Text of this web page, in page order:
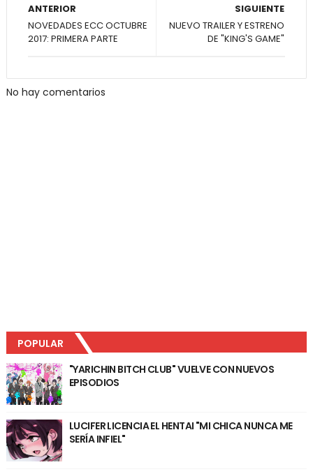
SIGUIENTE
NUEVO TRAILER Y ESTRENO
DE "KING'S GAME"
ANTERIOR
NOVEDADES ECC OCTUBRE
2017: PRIMERA PARTE
No hay comentarios
POPULAR
"YARICHIN BITCH CLUB" VUELVE CON NUEVOS
EPISODIOS
LUCIFER LICENCIA EL HENTAI "MI CHICA NUNCA ME
SERÍA INFIEL"